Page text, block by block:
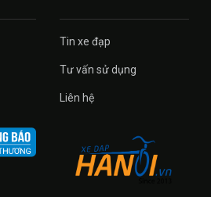
Tin xe đạp
Tư vấn sử dụng
Liên hệ